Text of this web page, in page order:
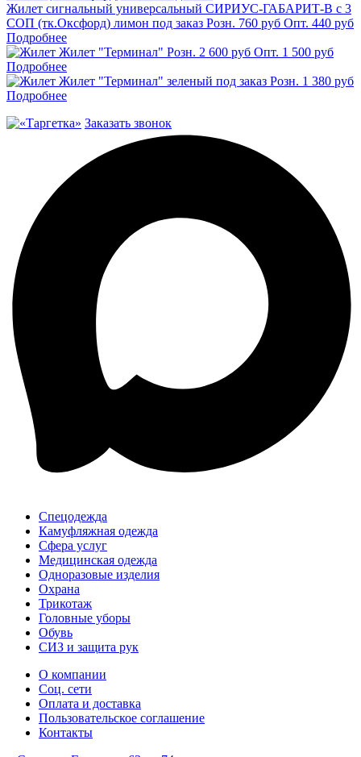
Жилет сигнальный универсальный СИРИУС-ГАБАРИТ-В с 3
СОП (тк.Оксфорд) лимон под заказ Розн. 760 руб Опт. 440 руб
Подробнее
Жилет "Терминал" Розн. 2 600 руб Опт. 1 500 руб
Подробнее
Жилет "Терминал" зеленый под заказ Розн. 1 380 руб
Подробнее
Заказать звонок
Спецодежда
Камуфляжная одежда
Сфера услуг
Медицинская одежда
Одноразовые изделия
Охрана
Трикотаж
Головные уборы
Обувь
СИЗ и защита рук
О компании
Соц. сети
Оплата и доставка
Пользовательское соглашение
Контакты